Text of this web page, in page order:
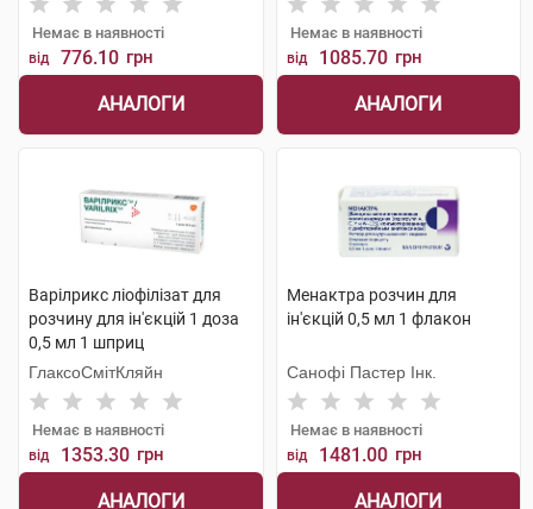
Немає в наявності
від 776.10 грн
АНАЛОГИ
Немає в наявності
від 1085.70 грн
АНАЛОГИ
Варілрикс ліофілізат для
розчину для ін'єкцій 1 доза
0,5 мл 1 шприц
ГлаксоСмітКляйн
Немає в наявності
від 1353.30 грн
АНАЛОГИ
Менактра розчин для
ін'єкцій 0,5 мл 1 флакон
Санофі Пастер Інк.
Немає в наявності
від 1481.00 грн
АНАЛОГИ